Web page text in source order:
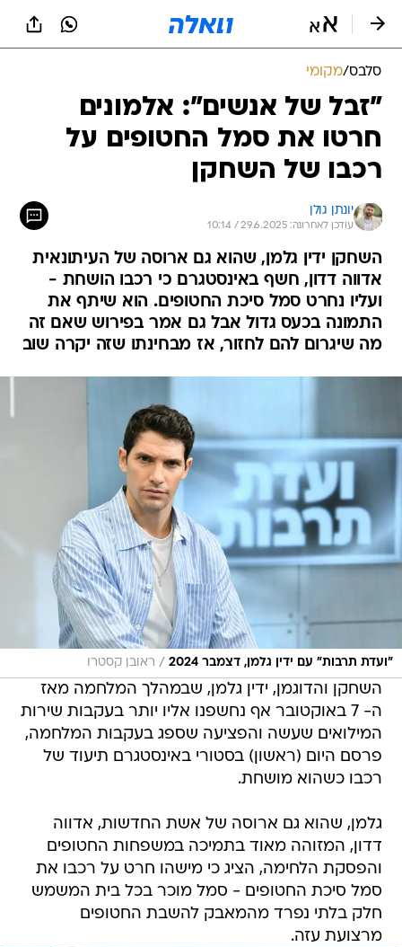
סלבס/מקומי
"זבל של אנשים": אלמונים
חרטו את סמל החטופים על
רכבו של השחקן
יונתן גולן
עודכן לאחרונה: 29.6.2025 / 10:14
השחקן ידין גלמן, שהוא גם ארוסה של העיתונאית
אדווה דדון, חשף באינסטגרם כי רכבו הושחת -
ועליו נחרט סמל סיכת החטופים. הוא שיתף את
התמונה בכעס גדול אבל גם אמר בפירוש שאם זה
מה שיגרום להם לחזור, אז מבחינתו שזה יקרה שוב
"ועדת תרבות" עם ידין גלמן, דצמבר 2024 / ראובן קסטרו
השחקן והדוגמן, ידין גלמן, שבמהלך המלחמה מאז
ה- 7 באוקטובר אף נחשפנו אליו יותר בעקבות שירות
המילואים שעשה והפציעה שספג בעקבות המלחמה,
פרסם היום (ראשון) בסטורי באינסטגרם תיעוד של
רכבו כשהוא מושחת.
גלמן, שהוא גם ארוסה של אשת החדשות, אדווה
דדון, המזוהה מאוד בתמיכה במשפחות החטופים
והפסקת הלחימה, הציג כי מישהו חרט על רכבו את
סמל סיכת החטופים - סמל מוכר בכל בית המשמש
חלק בלתי נפרד מהמאבק להשבת החטופים
מרצועת עזה.